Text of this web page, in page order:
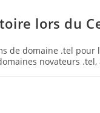
lors du
de domaine .tel
novateurs